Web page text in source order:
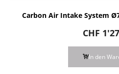
Carbon Air Intake System
CHF
In den